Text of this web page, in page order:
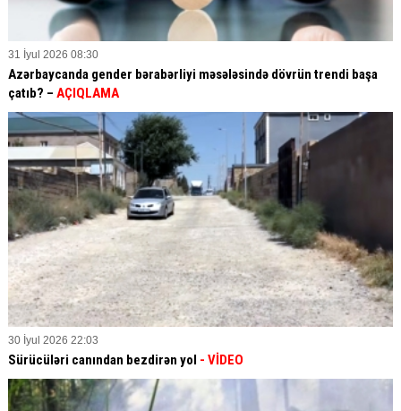
31 İyul 2026 08:30
Azərbaycanda gender bərabərliyi məsələsində dövrün trendi başa
çatıb? – AÇIQLAMA
30 İyul 2026 22:03
Sürücüləri canından bezdirən yol - VİDEO